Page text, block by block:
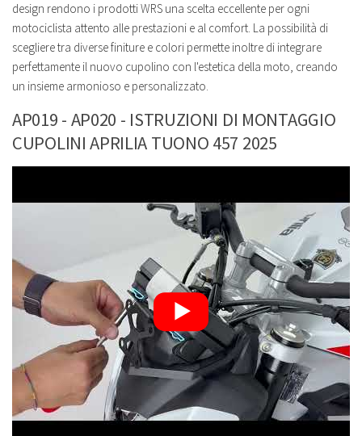
design rendono i prodotti WRS una scelta eccellente per ogni
motociclista attento alle prestazioni e al comfort. La possibilità di
scegliere tra diverse finiture e colori permette inoltre di integrare
perfettamente il nuovo cupolino con l'estetica della moto, creando
un insieme armonioso e personalizzato.
AP019 - AP020 - ISTRUZIONI DI MONTAGGIO
CUPOLINI APRILIA TUONO 457 2025